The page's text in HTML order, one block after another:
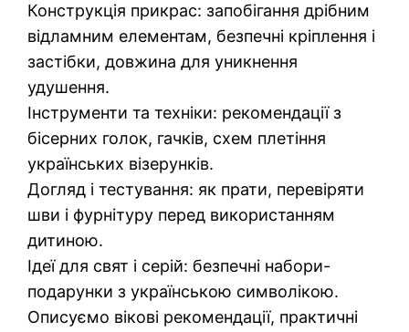
Конструкція прикрас: запобігання дрібним
відламним елементам, безпечні кріплення і
застібки, довжина для уникнення
удушення.
Інструменти та техніки: рекомендації з
бісерних голок, гачків, схем плетіння
українських візерунків.
Догляд і тестування: як прати, перевіряти
шви і фурнітуру перед використанням
дитиною.
Ідеї для свят і серій: безпечні набори-
подарунки з українською символікою.
Описуємо вікові рекомендації, практичні